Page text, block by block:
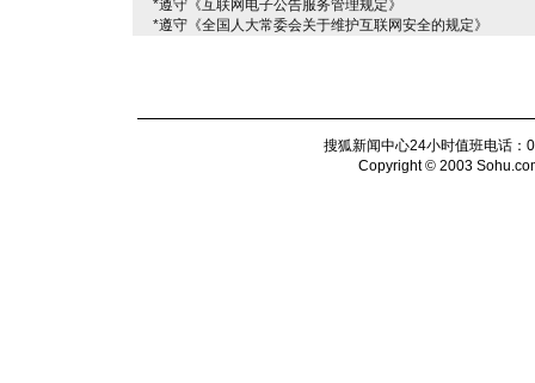
*遵守《互联网电子公告服务管理规定》
*遵守《全国人大常委会关于维护互联网安全的规定》
搜狐新闻中心24小时值班电话
Copyright © 2003